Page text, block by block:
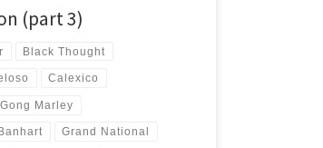
(part 3)
Black Thought
Calexico
Marley
Grand National